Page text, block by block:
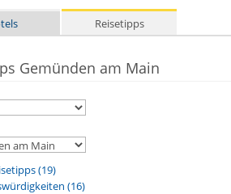
Reisetipps
Gemünden am Main
(19)
(16)